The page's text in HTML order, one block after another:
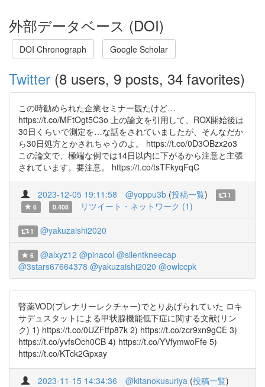
外部データベース (DOI)
DOI Chronograph Google Scholar
Twitter (8 users, 9 posts, 34 favorites)
この時勧められた企業セミナー観たけど…
https://t.co/MFtOgt5C3o 上の論文を引用して、ROX開始後は
30日くらいで測定を…な話をされていましたが、そんなだか
ら30日処方とかされちゃうのよ。 https://t.co/0D3OBzx2o3
この論文で、極端な例では14日以内に下がるから注意と主張
されています。要注意。 https://t.co/tsTFkyqFqC
2023-12-05 19:11:58 @yoppu3b (投稿一覧)
1
6
0.408 リツイート・ネットワーク (1)
1 @yakuzaishi2020
6 @alxyz12 @pinacol @silentkneecap
@3stars67664378 @yakuzaishi2020 @owlccpk
腎薬VOD(プレナリーレクチャー)でとりあげられていた ロキ
サデュスタットによる甲状腺機能低下症に関する文献(リン
ク) 1) https://t.co/0UZFtfp87k 2) https://t.co/zcr9xn9gCE 3)
https://t.co/yvfsOch0CB 4) https://t.co/YVfymwoFfe 5)
https://t.co/KTck2Gpxay
2023-11-15 14:34:36 @kitanokusuriya (投稿一覧)